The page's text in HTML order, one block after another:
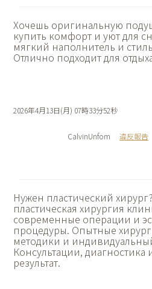
Хочешь оригинальную
купить комфорт и уют для
мягкий наполнитель и
Отлично подходит для
2026年4月13日(月) 07時33分52秒
CalvinUnfom 違反報告
Нужен пластический хирург?
пластическая хирургия
современные операции и
процедуры. Опытные
методики и
Консультации, диагностика
результат.